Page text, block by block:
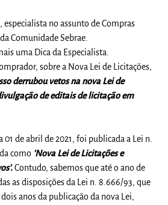
especialista no assunto de Compras
Comunidade Sebrae.
uma Dica da Especialista.
sobre a Nova Lei de Licitações,
derrubou vetos na nova Lei de
de editais de licitação em
de abril de 2021, foi publicada a Lei n.
como 'Nova Lei de Licitações e
Contudo, sabemos que até o ano de
as disposições da Lei n. 8.666/93, que
anos da publicação da nova Lei,